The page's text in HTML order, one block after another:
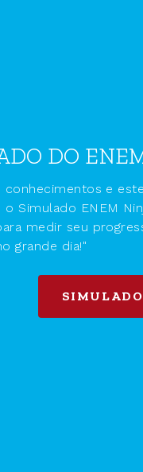
DO
conhecimentos e
o Simulado ENEM
medir seu
grande dia!"
SIMULADO